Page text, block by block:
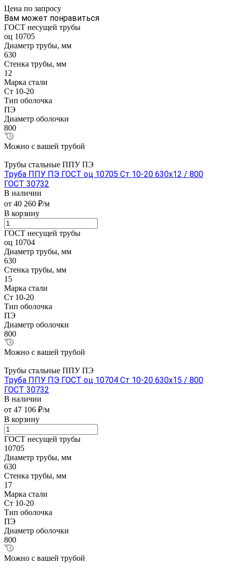
Цена по запросу
Вам может понравиться
ГОСТ несущей трубы
оц 10705
Диаметр трубы, мм
630
Стенка трубы, мм
12
Марка стали
Ст 10-20
Тип оболочка
ПЭ
Диаметр оболочки
800
Можно с вашей трубой
Трубы стальные ППУ ПЭ
Труба ППУ ПЭ ГОСТ оц 10705 Ст 10-20 630x12 / 800
ГОСТ 30732
В наличии
от 40 260 ₽/м
В корзину
ГОСТ несущей трубы
оц 10704
Диаметр трубы, мм
630
Стенка трубы, мм
15
Марка стали
Ст 10-20
Тип оболочка
ПЭ
Диаметр оболочки
800
Можно с вашей трубой
Трубы стальные ППУ ПЭ
Труба ППУ ПЭ ГОСТ оц 10704 Ст 10-20 630x15 / 800
ГОСТ 30732
В наличии
от 47 106 ₽/м
В корзину
ГОСТ несущей трубы
10705
Диаметр трубы, мм
630
Стенка трубы, мм
17
Марка стали
Ст 10-20
Тип оболочка
ПЭ
Диаметр оболочки
800
Можно с вашей трубой